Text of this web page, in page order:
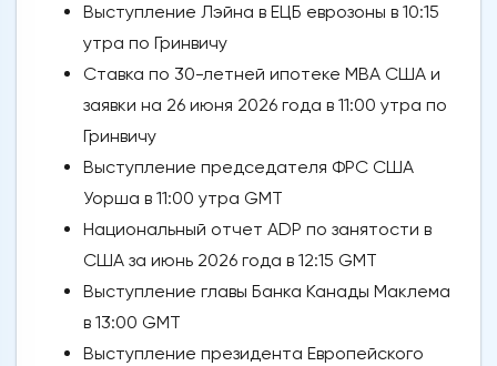
Выступление Лэйна в ЕЦБ еврозоны в 10:15
утра по Гринвичу
Ставка по 30-летней ипотеке MBA США и
заявки на 26 июня 2026 года в 11:00 утра по
Гринвичу
Выступление председателя ФРС США
Уорша в 11:00 утра GMT
Национальный отчет ADP по занятости в
США за июнь 2026 года в 12:15 GMT
Выступление главы Банка Канады Маклема
в 13:00 GMT
Выступление президента Европейского